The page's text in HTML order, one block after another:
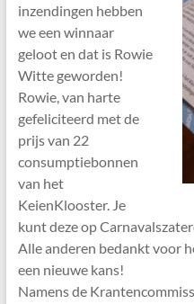
inzendingen hebben
we een winnaar
geloot en dat is Rowie
Witte geworden!
Rowie, van harte
gefeliciteerd met de
prijs van 22
consumptiebonnen
van het
KeienKlooster. Je
kunt deze op
Alle anderen bedankt voor
een nieuwe kans!
Namens de